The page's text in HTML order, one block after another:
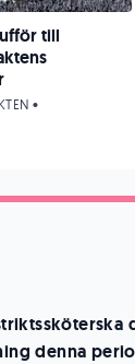
denna
till
•